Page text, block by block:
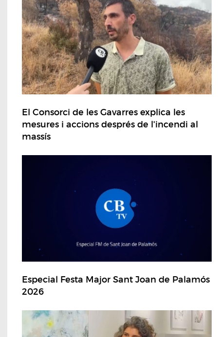
El Consorci de les Gavarres explica les
mesures i accions després de l'incendi al
massís
Especial Festa Major Sant Joan de Palamós
2026